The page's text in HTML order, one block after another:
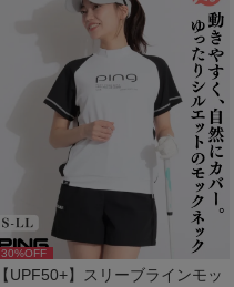
30%OFF
【UPF50+】スリーブラインモッ